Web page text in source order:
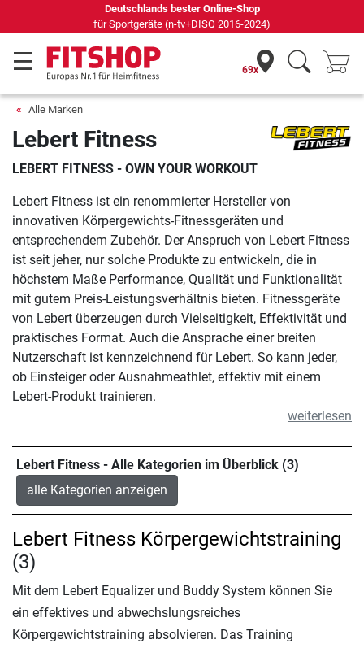
Deutschlands bester Online-Shop
für Sportgeräte (n-tv+DISQ 2016-2024)
69x
Alle Marken
Lebert Fitness
LEBERT FITNESS - OWN YOUR WORKOUT
Lebert Fitness ist ein renommierter Hersteller von
innovativen Körpergewichts-Fitnessgeräten und
entsprechendem Zubehör. Der Anspruch von Lebert Fitness
ist seit jeher, nur solche Produkte zu entwickeln, die in
höchstem Maße Performance, Qualität und Funktionalität
mit gutem Preis-Leistungsverhältnis bieten. Fitnessgeräte
von Lebert überzeugen durch Vielseitigkeit, Effektivität und
praktisches Format. Auch die Ansprache einer breiten
Nutzerschaft ist kennzeichnend für Lebert. So kann jeder,
ob Einsteiger oder Ausnahmeathlet, effektiv mit einem
Lebert-Produkt trainieren.
weiterlesen
Lebert Fitness - Alle Kategorien im Überblick (3)
alle Kategorien anzeigen
Lebert Fitness Körpergewichtstraining
(3)
Mit dem Lebert Equalizer und Buddy System können Sie
ein effektives und abwechslungsreiches
Körpergewichtstraining absolvieren. Das Training